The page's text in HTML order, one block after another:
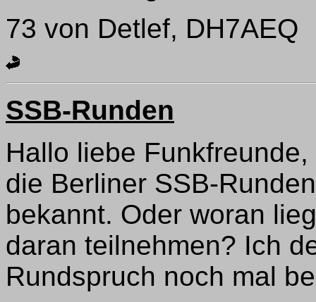
73 von Detlef, DH7AEQ
SSB-Runden
Hallo liebe Funkfreunde,
die Berliner SSB-
bekannt. Oder woran
daran teilnehmen? Ich
Rundspruch noch mal